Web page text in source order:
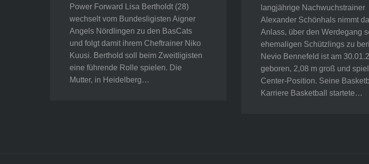
Power Forward Lisa Bertholdt (28)
wechselt vom Bundesligisten Aigner
Angels Nördlingen zu den BasCats
und folgt damit ihrem Cheftrainer Niko
Kuusi. Berthold soll beim Zweitligisten
eine führende Rolle spielen. Die
Mutter, in Heidelberg…
langjährige Nachwuchstrainer
Alexander Schönhals nimmt
Anlass, über den Werdegang
ehemaligen Schützlings zu
Nevio Bennefeld ist am
geboren, 2,08 m groß und
Center-Position. Seine
Karriere Basketball startete…